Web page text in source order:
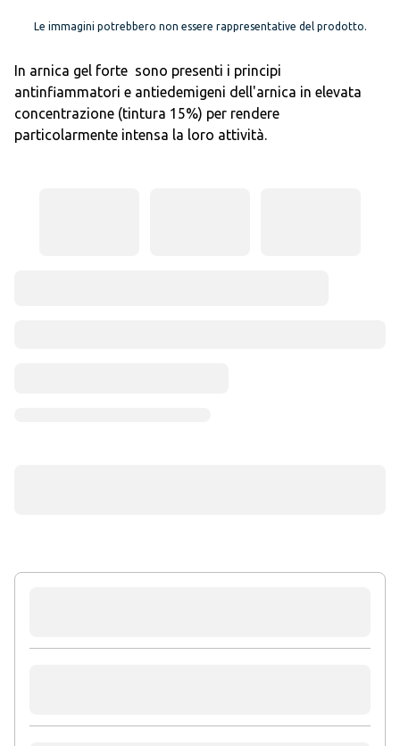
Le immagini potrebbero non essere rappresentative del prodotto.
In arnica gel forte sono presenti i principi
antinfiammatori e antiedemigeni dell'arnica in elevata
concentrazione (tintura 15%) per rendere
particolarmente intensa la loro attività.